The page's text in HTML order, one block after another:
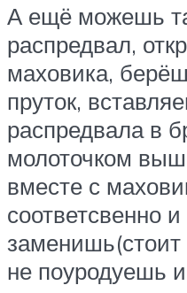
А ещё можешь
распредвал,
маховика,
пруток,
распредвала в
молоточком
вместе с
соответсвенно и
заменишь(стоит
не поуродуешь